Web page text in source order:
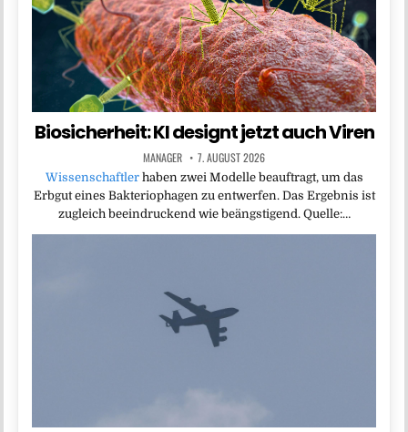
Biosicherheit: KI designt jetzt auch Viren
MANAGER 7. AUGUST 2026
Wissenschaftlerhaben zwei Modelle beauftragt, um das
Erbgut eines Bakteriophagen zu entwerfen. Das Ergebnis ist
zugleich beeindruckend wie beängstigend. Quelle:…